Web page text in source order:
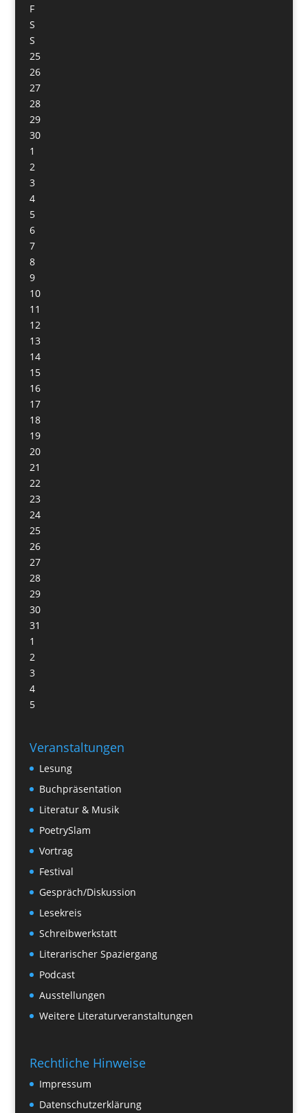
F
S
S
25
26
27
28
29
30
1
2
3
4
5
6
7
8
9
10
11
12
13
14
15
16
17
18
19
20
21
22
23
24
25
26
27
28
29
30
31
1
2
3
4
5
Veranstaltungen
Lesung
Buchpräsentation
Literatur & Musik
PoetrySlam
Vortrag
Festival
Gespräch/Diskussion
Lesekreis
Schreibwerkstatt
Literarischer Spaziergang
Podcast
Ausstellungen
Weitere Literaturveranstaltungen
Rechtliche Hinweise
Impressum
Datenschutzerklärung